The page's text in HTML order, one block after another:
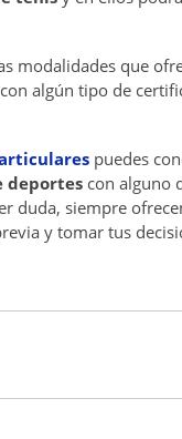
modalidades que
algún tipo de
puedes
deportes con alguno
duda, siempre
y tomar tus